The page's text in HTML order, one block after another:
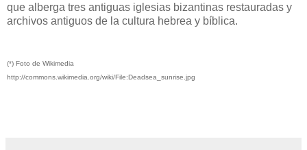
que alberga tres antiguas iglesias bizantinas restauradas y
archivos antiguos de la cultura hebrea y bíblica.
(*) Foto de Wikimedia
http://commons.wikimedia.org/wiki/File:Deadsea_sunrise.jpg